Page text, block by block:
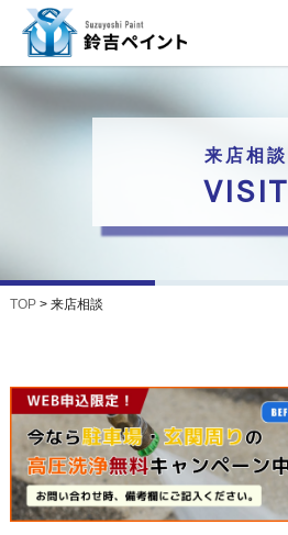
来店相談
VISIT
TOP> 来店相談